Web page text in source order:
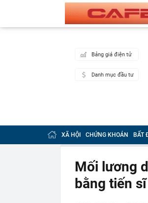
Bảng giá điện tử
Danh mục đầu tư
XÃ HỘI CHỨNG KHOÁN BẤT
Mối lương
bằng tiến